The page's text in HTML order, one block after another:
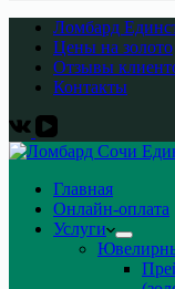
Ломбард
Цены на золото
Отзывы
Контакты
Главная
Онлайн-оплата
Услуги